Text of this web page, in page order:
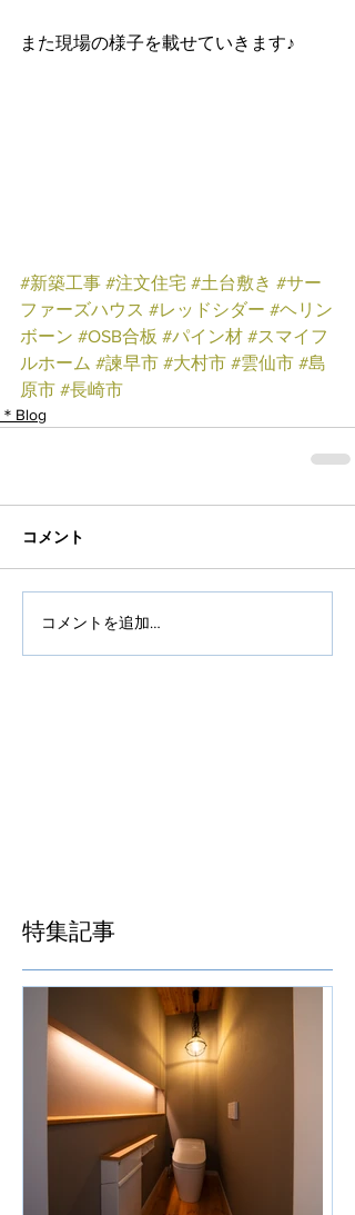
また現場の様子を載せていきます♪
#新築工事 #注文住宅 #土台敷き #サー
ファーズハウス #レッドシダー #ヘリン
ボーン #OSB合板 #パイン材 #スマイフ
ルホーム #諫早市 #大村市 #雲仙市 #島
原市 #長崎市
＊Blog
コメント
コメントを追加…
特集記事